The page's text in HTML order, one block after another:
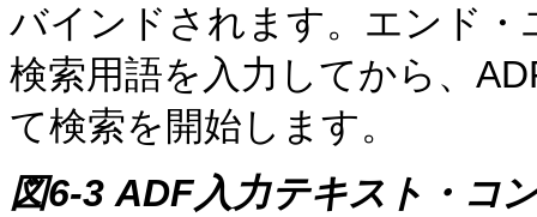
バインドされます。エンド
検索用語を入力してから、
て検索を開始します。
図6-3 ADF入力テキスト・コ